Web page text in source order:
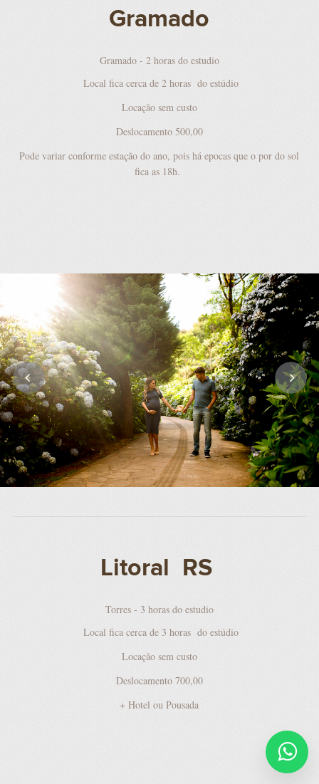
Gramado
Gramado - 2 horas do estudio
Local fica cerca de 2 horas do estúdio
Locação sem custo
Deslocamento 500,00
Pode variar conforme estação do ano, pois há epocas que o por do sol
fica as 18h.
Litoral RS
Torres - 3 horas do estudio
Local fica cerca de 3 horas do estúdio
Locação sem custo
Deslocamento 700,00
+ Hotel ou Pousada